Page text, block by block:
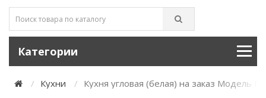
Категории
Кухни Кухня угловая (белая) на заказ Модель